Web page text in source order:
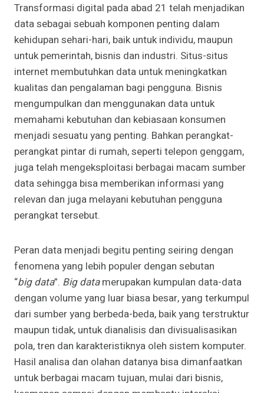
Transformasi digital pada abad 21 telah menjadikan
data sebagai sebuah komponen penting dalam
kehidupan sehari-hari, baik untuk individu, maupun
untuk pemerintah, bisnis dan industri. Situs-situs
internet membutuhkan data untuk meningkatkan
kualitas dan pengalaman bagi pengguna. Bisnis
mengumpulkan dan menggunakan data untuk
memahami kebutuhan dan kebiasaan konsumen
menjadi sesuatu yang penting. Bahkan perangkat-
perangkat pintar di rumah, seperti telepon genggam,
juga telah mengeksploitasi berbagai macam sumber
data sehingga bisa memberikan informasi yang
relevan dan juga melayani kebutuhan pengguna
perangkat tersebut.
Peran data menjadi begitu penting seiring dengan
fenomena yang lebih populer dengan sebutan
“big data”. Big datamerupakan kumpulan data-data
dengan volume yang luar biasa besar, yang terkumpul
dari sumber yang berbeda-beda, baik yang terstruktur
maupun tidak, untuk dianalisis dan divisualisasikan
pola, tren dan karakteristiknya oleh sistem komputer.
Hasil analisa dan olahan datanya bisa dimanfaatkan
untuk berbagai macam tujuan, mulai dari bisnis,